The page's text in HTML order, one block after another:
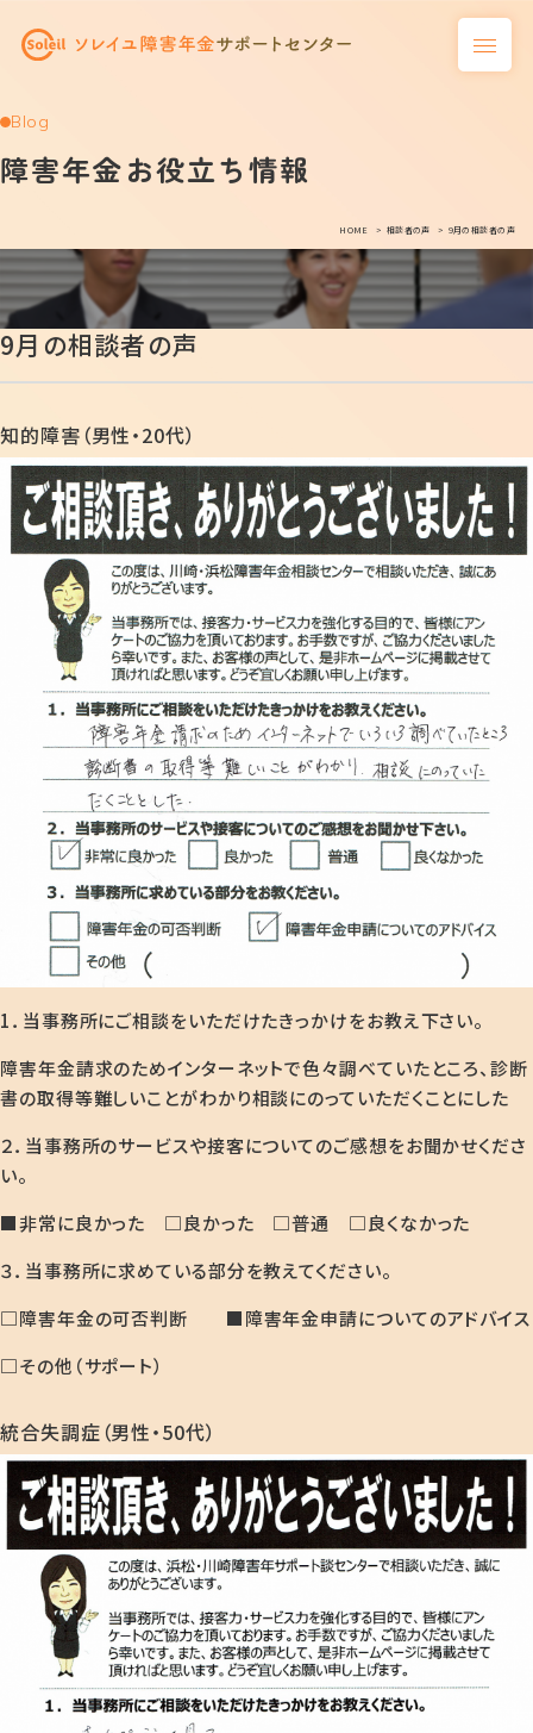
Blog
障害年金お役立ち情報
HOME 相談者の声 9月の相談者の声
9月の相談者の声
知的障害（男性・20代）
1．当事務所にご相談をいただけたきっかけをお教え下さい。
障害年金請求のためインターネットで色々調べていたところ、診断
書の取得等難しいことがわかり相談にのっていただくことにした
２．当事務所のサービスや接客についてのご感想をお聞かせくださ
い。
■非常に良かった □良かった □普通 □良くなかった
３．当事務所に求めている部分を教えてください。
□障害年金の可否判断 ■障害年金申請についてのアドバイス
□その他（サポート）
統合失調症（男性・50代）